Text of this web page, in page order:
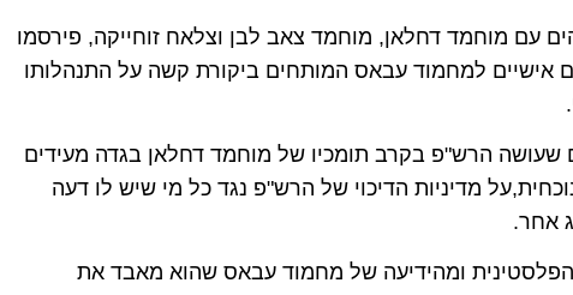
עם מוחמד דחלאן, מוחמד צאב לבן וצלאח זוחייקה, פירסמו
אישיים למחמוד עבאס המותחים ביקורת קשה על התנהלותו
שעושה הרש"פ בקרב תומכיו של מוחמד דחלאן בגדה מעידים
מדיניות הדיכוי של הרש"פ נגד כל מי שיש לו דעה
אחר.
ומהידיעה של מחמוד עבאס שהוא מאבד את